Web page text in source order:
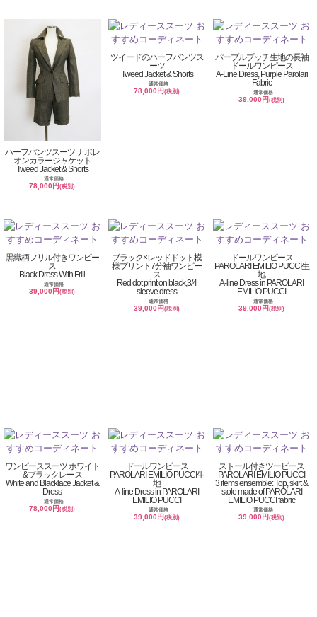
ハーフパンツスーツ ナポレ
オンカラージャケット
Tweed Jacket & Shorts
通常価格
78,000円(税別)
ツイードのハーフパンツス
ーツ
Tweed Jacket & Shorts
通常価格
78,000円(税別)
パープルプッチ生地の長袖
ドールワンピース
A-Line Dress, Purple Parolari
Fabric
通常価格
39,000円(税別)
黒織柄フリル付きワンピー
ス
Black Dress With Frill
通常価格
39,000円(税別)
ブラック×レッドドット模
様プリント7分袖ワンピー
ス
Red dot print on black,3/4
sleeve dress
通常価格
39,000円(税別)
ドールワンピース
PAROLARI EMILIO PUCCI生
地
A-line Dress in PAROLARI
EMILIO PUCCI
通常価格
39,000円(税別)
ワンピーススーツ ホワイト
&ブラックレース
White and Blacklace Jacket &
Dress
通常価格
78,000円(税別)
ドールワンピース
PAROLARI EMILIO PUCCI生
地
A-line Dress in PAROLARI
EMILIO PUCCI
通常価格
39,000円(税別)
ストール付きツーピース
PAROLARI EMILIO PUCCI
3 items ensemble: Top, skirt &
stole made of PAROLARI
EMILIO PUCCI fabric
通常価格
39,000円(税別)